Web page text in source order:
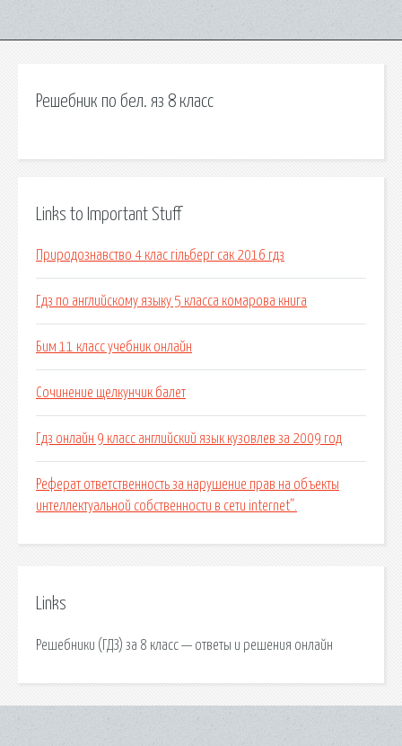
Решебник по бел. яз 8 класс
Links to Important Stuff
Природознавство 4 клас гільберг сак 2016 гдз
Гдз по английскому языку 5 класса комарова книга
Бим 11 класс учебник онлайн
Сочинение щелкунчик балет
Гдз онлайн 9 класс английский язык кузовлев за 2009 год
Реферат ответственность за нарушение прав на объекты
интеллектуальной собственности в сети internet”.
Links
Решебники (ГДЗ) за 8 класс — ответы и решения онлайн